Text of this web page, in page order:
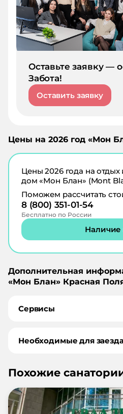
Оставьте заявку —
Забота!
Оставить заявку
Цены на 2026 год «Мон
Цены2026года на отдых
дом «Мон Блан» (Mont
Поможем рассчитать
8 (800) 351-01-54
Бесплатно по России
Наличие
Дополнительная
«Мон Блан» Красная
Сервисы
Необходимые для
Похожие